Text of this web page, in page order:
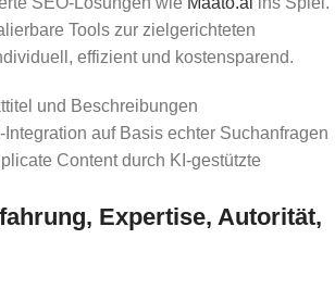
Tools zur zielgerichteten
effizient und kostensparend.
und Beschreibungen
auf Basis echter Suchanfragen
Content durch KI-gestützte
Expertise, Autorität,